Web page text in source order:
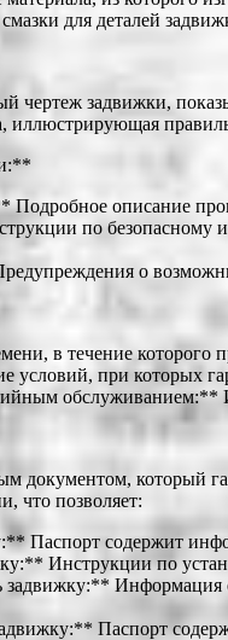
для деталей
чертеж задвижки,
описание
по безопасному
о
в течение которого
при которых
обслуживанием:**
документом, который
что позволяет:
Паспорт содержит
Инструкции по
Информация о
Паспорт